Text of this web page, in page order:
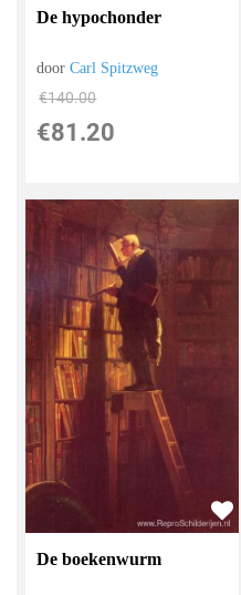
De hypochonder
doorCarl Spitzweg
€140.00
€81.20
De boekenwurm